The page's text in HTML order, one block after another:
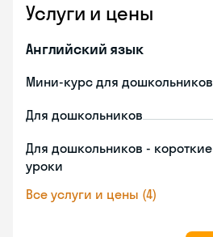
Услуги и цены
Английский язык
Мини-курс для дошкольников
Для дошкольников
Для дошкольников - короткие
уроки
Все услуги и цены (4)